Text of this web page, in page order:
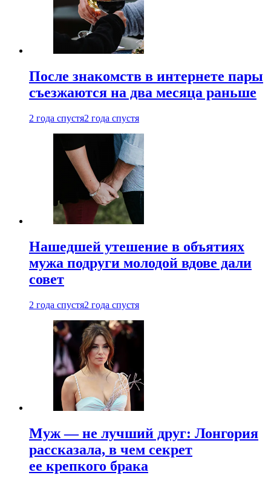
После знакомств в интернете пары
съезжаются на два месяца раньше
2 года спустя2 года спустя
Нашедшей утешение в объятиях
мужа подруги молодой вдове дали
совет
2 года спустя2 года спустя
Муж — не лучший друг: Лонгория
рассказала, в чем секрет
ее крепкого брака